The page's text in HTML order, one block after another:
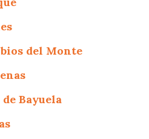
del Monte
Bayuela